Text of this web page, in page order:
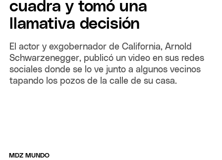
cuadra y tomó una
llamativa decisión
El actor y exgobernador de California, Arnold
Schwarzenegger, publicó un video en sus redes
sociales donde se lo ve junto a algunos vecinos
tapando los pozos de la calle de su casa.
MDZ MUNDO